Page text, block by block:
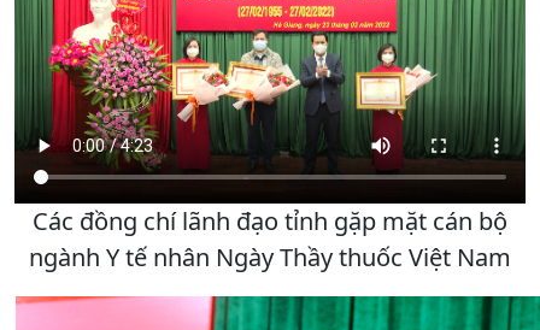
Các đồng chí lãnh đạo tỉnh gặp mặt cán bộ
ngành Y tế nhân Ngày Thầy thuốc Việt Nam